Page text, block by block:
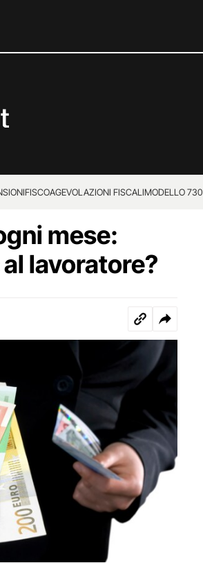
FISCOAGEVOLAZIONI FISCALIMODELLO 730
mese:
lavoratore?